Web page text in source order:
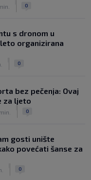
0
s dronom u
organizirana
0
bez pečenja: Ovaj
za ljeto
0
gosti unište
povećati šanse za
0